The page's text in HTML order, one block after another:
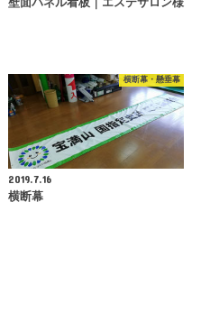
壁面パネル看板｜エステサロン様
横断幕・懸垂幕
2019.7.16
横断幕